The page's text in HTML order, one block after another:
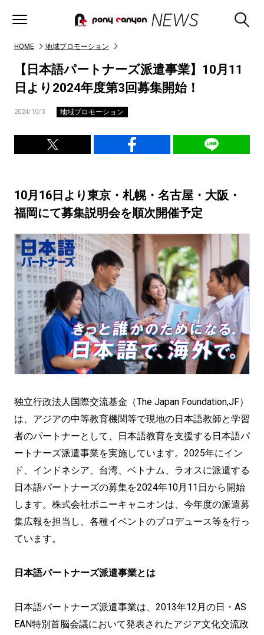
HOME 地域プロモーション
【日本語パートナーズ派遣事業】10月11
日より2024年度第3回募集開始！
2024/10/3 地域プロモーション
10月16日より東京・札幌・名古屋・大阪・
福岡にて募集説明会を順次開催予定
独立行政法人国際交流基金（The Japan Foundation,JF）
は、アジアの中等教育機関等で現地の日本語教師と学習
者のパートナーとして、日本語教育を支援する日本語パ
ートナーズ派遣事業を実施しています。2025年にイン
ド、インドネシア、台湾、ベトナム、ラオスに派遣する
日本語パートナーズの募集を2024年10月11日から開始
します。株式会社ポニーキャニオンは、今年度の派遣募
集広報を担当し、各種イベントのプロデュース等を行っ
ています。​
日本語パートナーズ派遣事業とは
日本語パートナーズ派遣事業は、2013年12月の日・AS
EAN特別首脳会議において発表されたアジア文化交流政